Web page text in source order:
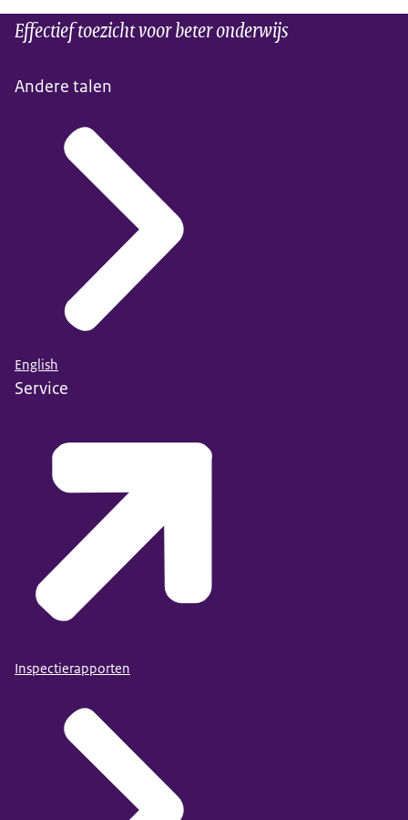
Effectief toezicht voor beter onderwijs
Andere talen
English
Service
Inspectierapporten